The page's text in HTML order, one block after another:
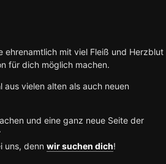
ehrenamtlich mit viel Fleiß und Herzblut
für dich möglich machen.
aus vielen alten als auch neuen
und eine ganz neue Seite der
uns, denn wir suchen dich!